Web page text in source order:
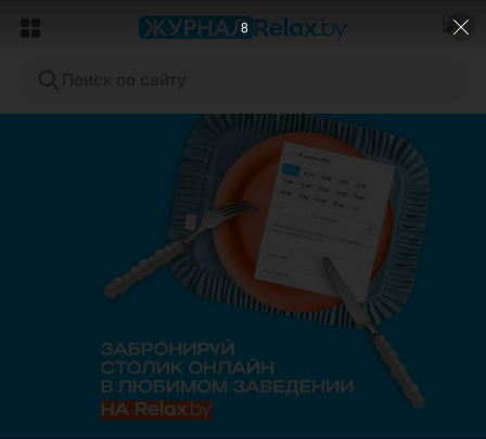
ЭФФЕКТИВНАЯ РЕКЛАМА НА САЙТЕ
6